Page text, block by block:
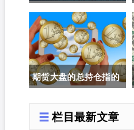
规则(期货交易所最低价
交易规则是什么)
期货大盘的总持仓指的
的是什么)
栏目最新文章